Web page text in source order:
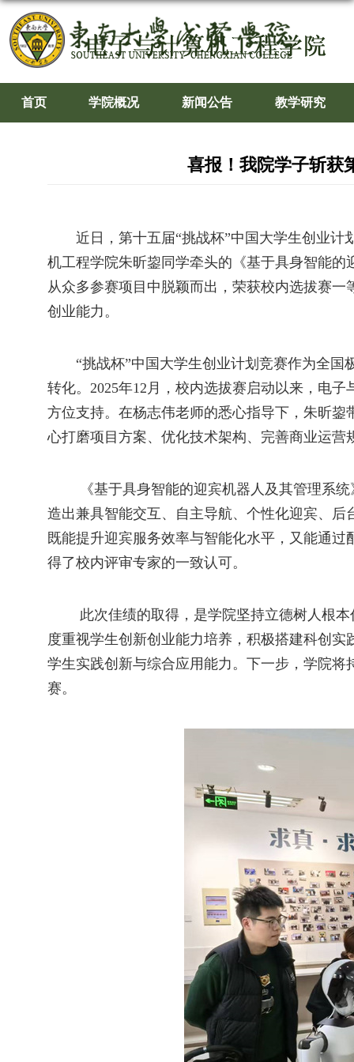
首页 学院概况 新闻公告 教学研究
喜报！我院学子斩获
近日，第十五届“挑战杯”中国大学生创业
机工程学院朱昕鋆同学牵头的《基于具身智能
从众多参赛项目中脱颖而出，荣获校内选拔赛
创业能力。
“挑战杯”中国大学生创业计划竞赛作为全
转化。2025年12月，校内选拔赛启动以来，电
方位支持。在杨志伟老师的悉心指导下，朱昕
心打磨项目方案、优化技术架构、完善商业运
《基于具身智能的迎宾机器人及其管理系
造出兼具智能交互、自主导航、个性化迎宾、
既能提升迎宾服务效率与智能化水平，又能通
得了校内评审专家的一致认可。
此次佳绩的取得，是学院坚持立德树人根
度重视学生创新创业能力培养，积极搭建科创
学生实践创新与综合应用能力。下一步，学院
赛。